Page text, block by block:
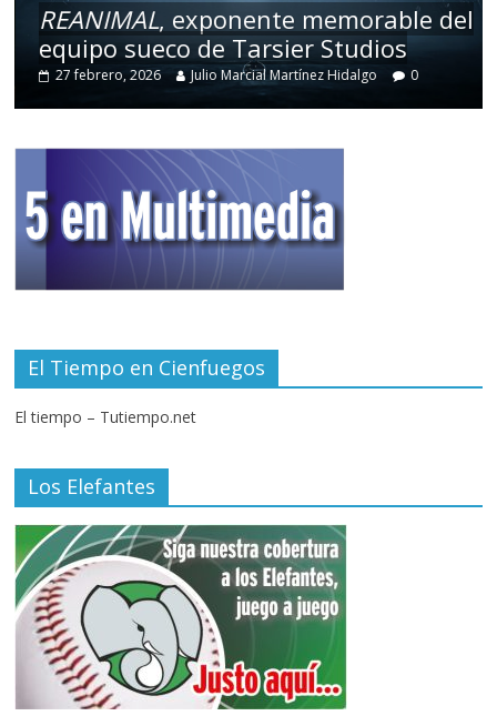
REANIMAL, exponente memorable del
equipo sueco de Tarsier Studios
27 febrero, 2026 Julio Marcial Martínez Hidalgo 0
El Tiempo en Cienfuegos
El tiempo – Tutiempo.net
Los Elefantes